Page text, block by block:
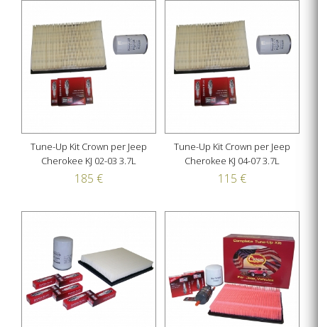
Tune-Up Kit Crown per Jeep
Cherokee KJ 02-03 3.7L
185 €
Tune-Up Kit Crown per Jeep
Cherokee KJ 04-07 3.7L
115 €